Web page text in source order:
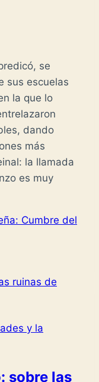
se
sus escuelas
la que lo
dando
más
la llamada
es muy
Cumbre del
y la
sobre las